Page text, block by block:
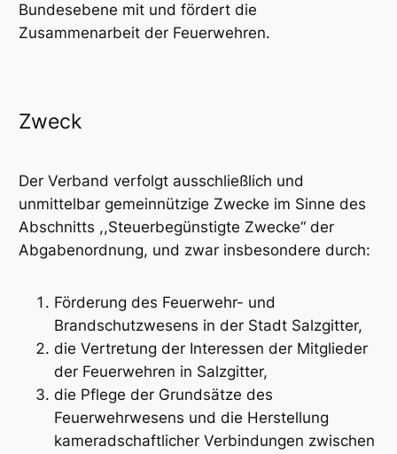
Bundesebene mit und fördert die
Zusammenarbeit der Feuerwehren.
Zweck
Der Verband verfolgt ausschließlich und
unmittelbar gemeinnützige Zwecke im Sinne des
Abschnitts ,,Steuerbegünstigte Zwecke“ der
Abgabenordnung, und zwar insbesondere durch:
Förderung des Feuerwehr- und
Brandschutzwesens in der Stadt Salzgitter,
die Vertretung der Interessen der Mitglieder
der Feuerwehren in Salzgitter,
die Pflege der Grundsätze des
Feuerwehrwesens und die Herstellung
kameradschaftlicher Verbindungen zwischen